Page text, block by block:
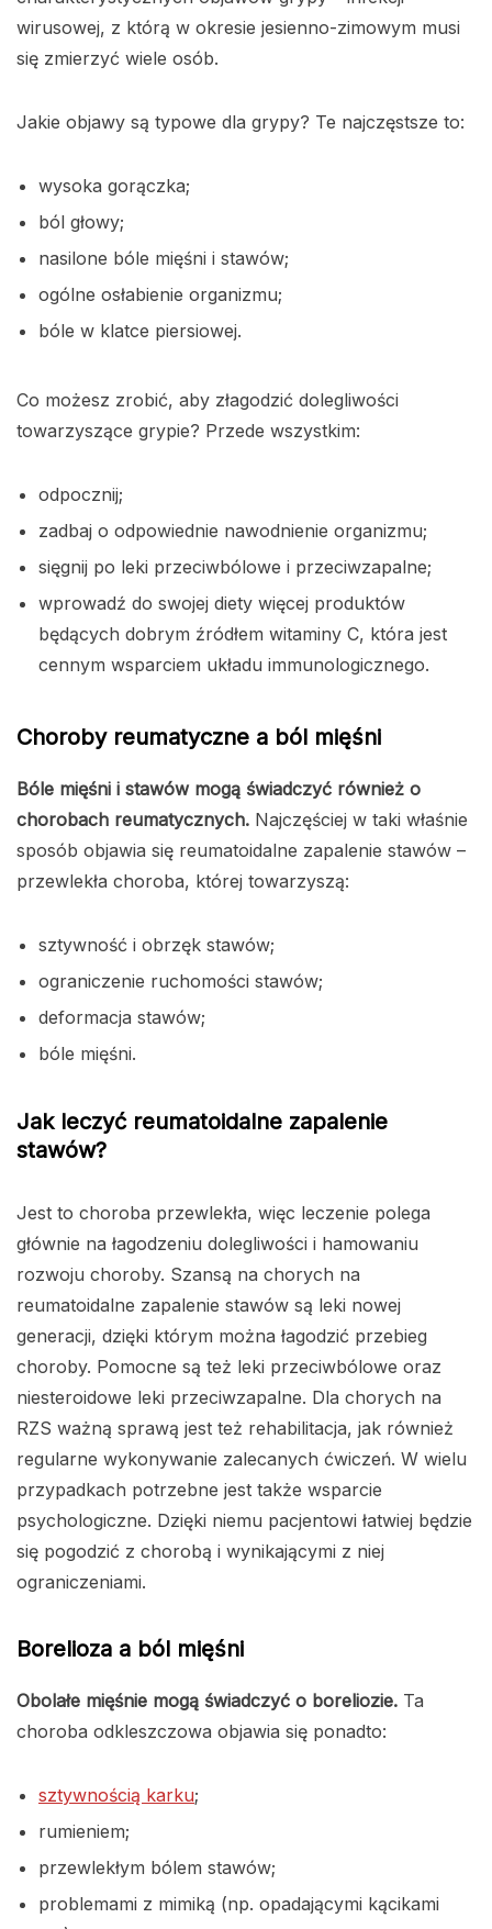
wirusowej, z którą w okresie jesienno-zimowym musi
się zmierzyć wiele osób.
Jakie objawy są typowe dla grypy? Te najczęstsze to:
wysoka gorączka;
ból głowy;
nasilone bóle mięśni i stawów;
ogólne osłabienie organizmu;
bóle w klatce piersiowej.
Co możesz zrobić, aby złagodzić dolegliwości
towarzyszące grypie? Przede wszystkim:
odpocznij;
zadbaj o odpowiednie nawodnienie organizmu;
sięgnij po leki przeciwbólowe i przeciwzapalne;
wprowadź do swojej diety więcej produktów
będących dobrym źródłem witaminy C, która jest
cennym wsparciem układu immunologicznego.
Choroby reumatyczne a ból mięśni
Bóle mięśni i stawów mogą świadczyć również o
chorobach reumatycznych. Najczęściej w taki właśnie
sposób objawia się reumatoidalne zapalenie stawów –
przewlekła choroba, której towarzyszą:
sztywność i obrzęk stawów;
ograniczenie ruchomości stawów;
deformacja stawów;
bóle mięśni.
Jak leczyć reumatoidalne zapalenie
stawów?
Jest to choroba przewlekła, więc leczenie polega
głównie na łagodzeniu dolegliwości i hamowaniu
rozwoju choroby. Szansą na chorych na
reumatoidalne zapalenie stawów są leki nowej
generacji, dzięki którym można łagodzić przebieg
choroby. Pomocne są też leki przeciwbólowe oraz
niesteroidowe leki przeciwzapalne. Dla chorych na
RZS ważną sprawą jest też rehabilitacja, jak również
regularne wykonywanie zalecanych ćwiczeń. W wielu
przypadkach potrzebne jest także wsparcie
psychologiczne. Dzięki niemu pacjentowi łatwiej będzie
się pogodzić z chorobą i wynikającymi z niej
ograniczeniami.
Borelioza a ból mięśni
Obolałe mięśnie mogą świadczyć o boreliozie. Ta
choroba odkleszczowa objawia się ponadto:
sztywnością karku;
rumieniem;
przewlekłym bólem stawów;
problemami z mimiką (np. opadającymi kącikami